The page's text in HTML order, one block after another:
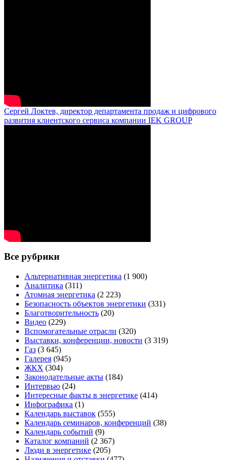
Сергей Локтев, директор департамента продаж и цифрового
развития клиентского сервиса компании IEK GROUP
Все рубрики
Альтернативная энергетика (1 900)
Аналитика (311)
Атомная энергетика (2 223)
Безопасность объектов энергетики (331)
Благотворительность (20)
Видео (229)
Вспомогательные отрасли (320)
Выставки, конференции, новости (3 319)
Газ (3 645)
Галерея (945)
ЖКХ (304)
Законодательные акты (184)
Интервью (24)
Интересные факты в энергетике (414)
Инфографика (1)
Календарь выставок (555)
Календарь семинаров, конференций (38)
Календарь событий (9)
Каталог компаний (2 367)
Люди в энергетике (205)